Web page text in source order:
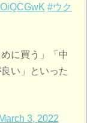
#ウク
に買う」「中
い」といった
March 3, 2022